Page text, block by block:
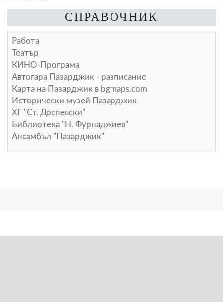
СПРАВОЧНИК
Работа
Театър
КИНО-Програма
Автогара Пазарджик - разписание
Карта на Пазарджик в bgmaps.com
Исторически музей Пазарджик
ХГ "Ст. Доспевски"
Библиотека "Н. Фурнаджиев"
Ансамбъл "Пазарджик"